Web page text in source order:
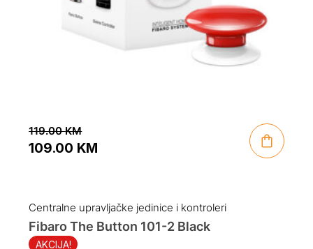
119.00KM
was:
119.00 KM.
109.00 KM
is:
109.00 KM.
Centralne upravljačke jedinice i kontroleri
AKCIJA!
Fibaro The Button 101-2 Black